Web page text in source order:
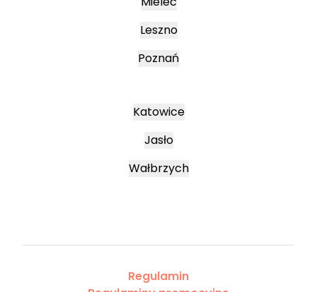
Leszno
Poznań
Katowice
Jasło
Wałbrzych
Regulamin